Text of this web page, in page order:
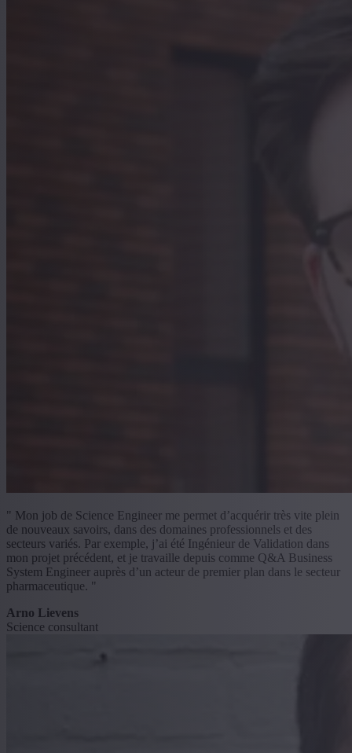
" Mon job de Science Engineer me permet d’acquérir très vite plein
de nouveaux savoirs, dans des domaines professionnels et des
secteurs variés. Par exemple, j’ai été Ingénieur de Validation dans
mon projet précédent, et je travaille depuis comme Q&A Business
System Engineer auprès d’un acteur de premier plan dans le secteur
pharmaceutique. "
Arno Lievens
Science consultant